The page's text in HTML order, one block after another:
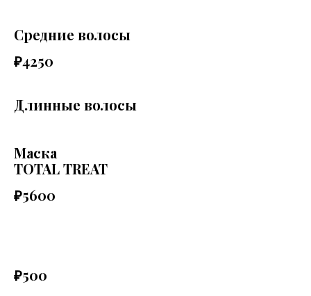
Средние волосы
₽4250
Длинные волосы
Маска
TOTAL TREAT
₽5600
₽500